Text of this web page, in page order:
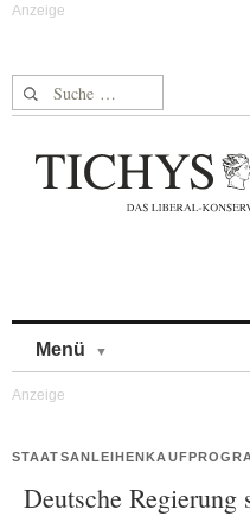
Suche nach:
Menü
Deutsche Regierung